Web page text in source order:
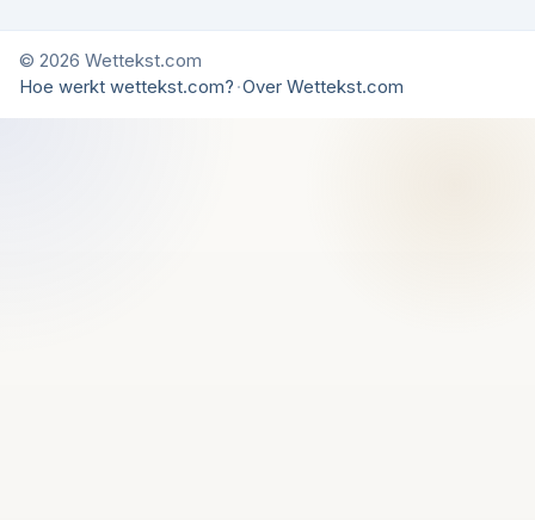
© 2026 Wettekst.com
Hoe werkt wettekst.com? ·Over Wettekst.com